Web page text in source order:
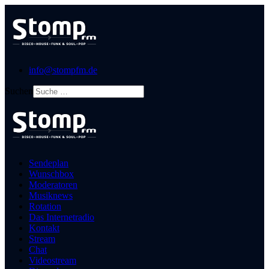
info@stompfm.de
Suchen
Sendeplan
Wunschbox
Moderatoren
Musiknews
Rotation
Das Internetradio
Kontakt
Stream
Chat
Videostream